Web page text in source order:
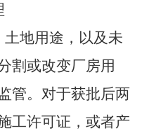
地用途，以及未
割或改变厂房用
管。对于获批后两
工许可证，或者产